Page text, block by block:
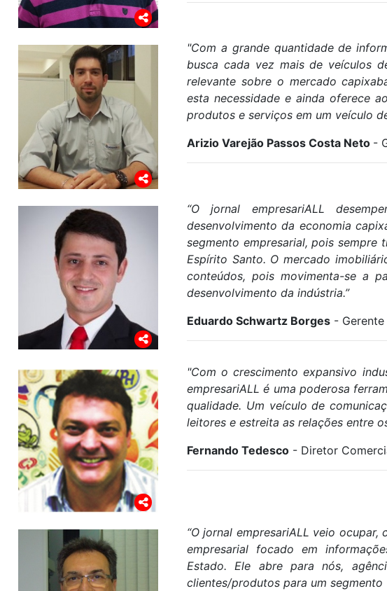
"Com a grande quantidade de
busca cada vez mais de veículos
relevante sobre o mercado
esta necessidade e ainda oferece
produtos e serviços em um veículo
Arizio Varejão Passos Costa Neto -
“O jornal empresariALL
desenvolvimento da economia
segmento empresarial, pois
Espírito Santo. O mercado
conteúdos, pois movimenta-se a
desenvolvimento da indústria.”
Eduardo Schwartz Borges -
"Com o crescimento expansivo
empresariALL é uma poderosa
qualidade. Um veículo de
leitores e estreita as relações entre
Fernando Tedesco - Diretor
“O jornal empresariALL veio ocupar,
empresarial focado em
Estado. Ele abre para nós,
clientes/produtos para um